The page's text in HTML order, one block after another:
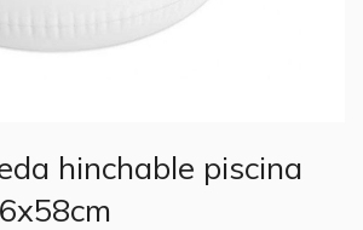
hinchable piscina